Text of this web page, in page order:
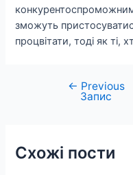
зможуть
процвітати, тоді як ті,
Навігація
← Previous
Запис
Схожі пости